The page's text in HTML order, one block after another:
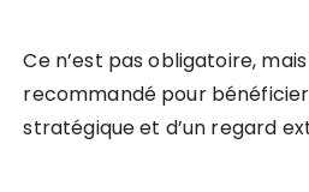
Ce n’est pas obligatoire,
recommandé pour
stratégique et d’un regard